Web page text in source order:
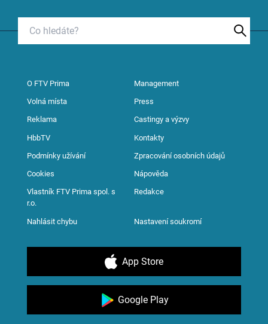
O FTV Prima Management
Volná místa Press
Reklama Castingy a výzvy
HbbTV Kontakty
Podmínky užívání Zpracování osobních údajů
Cookies Nápověda
Vlastník FTV Prima spol. s
r.o.
Redakce
Nahlásit chybu Nastavení soukromí
App Store
Google Play